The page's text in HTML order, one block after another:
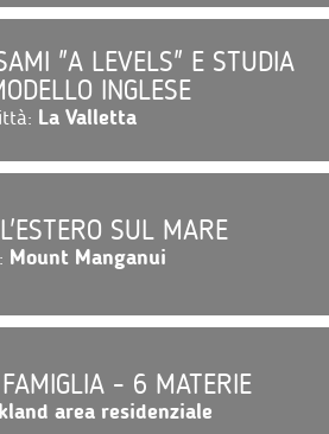
"A LEVELS" E STUDIA
INGLESE
La Valletta
SUL MARE
Mount Manganui
- 6 MATERIE
area residenziale